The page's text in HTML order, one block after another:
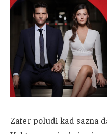
Zafer poludi kad sazna